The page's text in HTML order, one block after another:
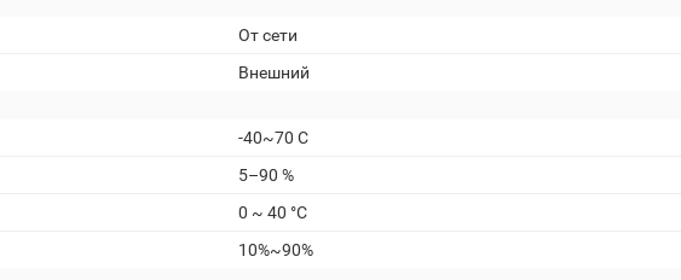
От сети
Внешний
-40~70 С
5–90 %
0 ~ 40 °C
10%~90%